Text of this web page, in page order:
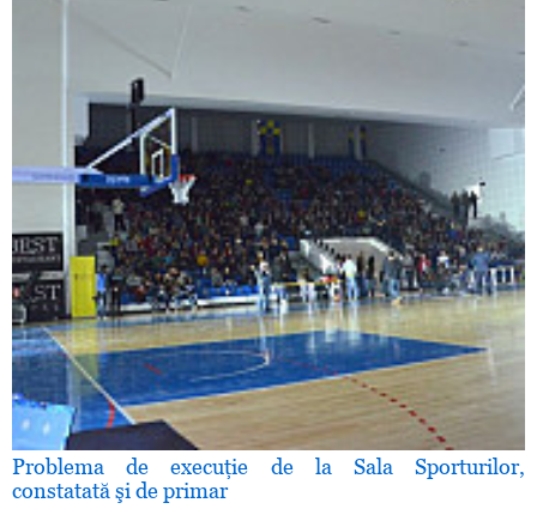
Problema de execuţie de la Sala Sporturilor,
constatată şi de primar